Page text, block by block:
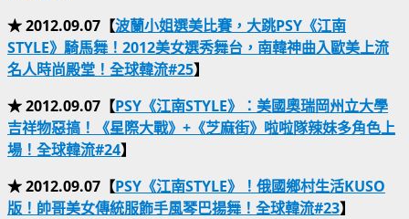
★ 2012.09.07【波蘭小姐選美比賽，大跳PSY《江南
STYLE》騎馬舞！2012美女選秀舞台，南韓神曲入歐美上流
名人時尚殿堂！全球韓流#25】
★ 2012.09.07【PSY《江南STYLE》：美國奧瑞岡州立大學
吉祥物惡搞！《星際大戰》+《芝麻街》啦啦隊辣妹多角色上
場！全球韓流#24】
★ 2012.09.07【PSY《江南STYLE》！俄國鄉村生活KUSO
版！帥哥美女傳統服飾手風琴巴揚舞！全球韓流#23】